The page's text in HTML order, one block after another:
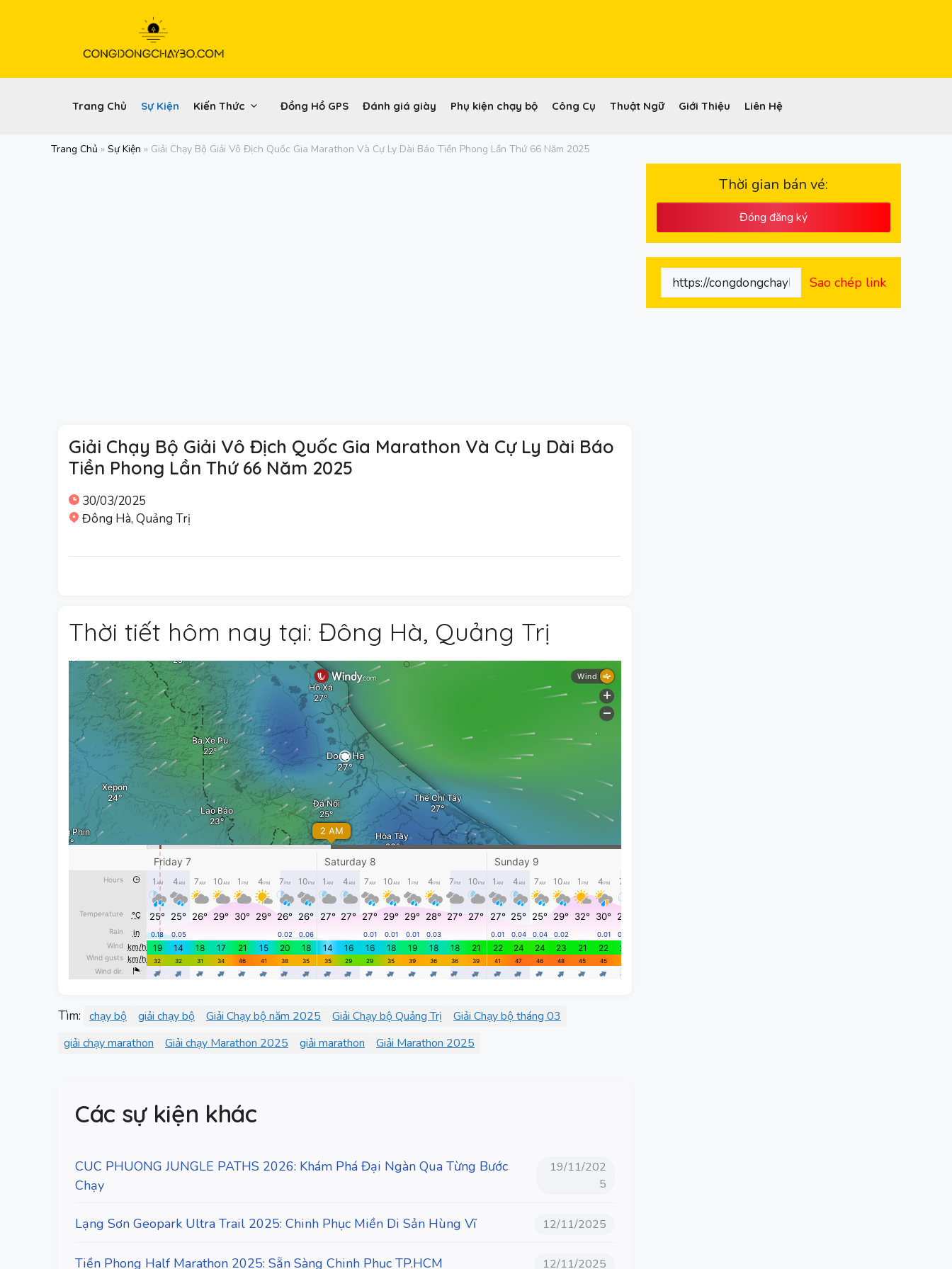
Trang Chủ Sự Kiện Kiến Thức Đồng Hồ GPS Đánh giá giày Phụ kiện chạy bộ Công Cụ Thuật Ngữ Giới Thiệu Liên Hệ
Trang Chủ » Sự Kiện » Giải Chạy Bộ Giải Vô Địch Quốc Gia Marathon Và Cự Ly Dài Báo Tiền Phong Lần Thứ 66 Năm 2025
Giải Chạy Bộ Giải Vô Địch Quốc Gia Marathon Và Cự Ly Dài Báo
Tiền Phong Lần Thứ 66 Năm 2025
30/03/2025
Đông Hà, Quảng Trị
Thời tiết hôm nay tại: Đông Hà, Quảng Trị
Tìm: chạy bộ giải chạy bộ Giải Chạy bộ năm 2025 Giải Chạy bộ Quảng Trị
Giải Chạy bộ tháng 03
giải chạy marathon
Giải chạy Marathon 2025 giải marathon Giải Marathon 2025
Các sự kiện khác
CUC PHUONG JUNGLE PATHS 2026: Khám Phá Đại Ngàn Qua Từng Bước
Chạy
19/11/202
5
Lạng Sơn Geopark Ultra Trail 2025: Chinh Phục Miền Di Sản Hùng Vĩ 12/11/2025
Tiền Phong Half Marathon 2025: Sẵn Sàng Chinh Phục TP.HCM 12/11/2025
Thời gian bán vé:
Đóng đăng ký
Sao chép link